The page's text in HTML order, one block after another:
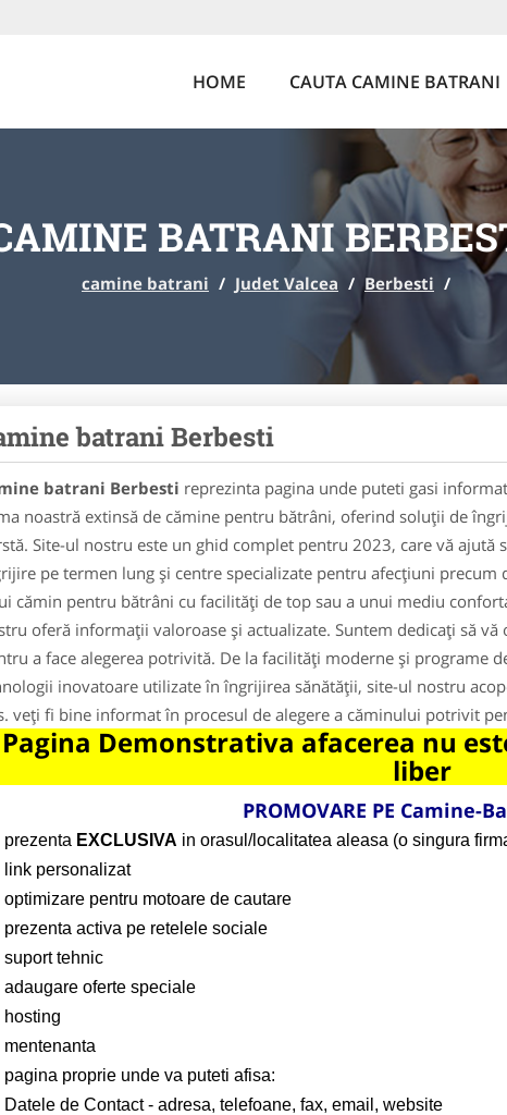
HOME CAUTA CAMINE BATRANI
BATRANI
camine batrani / Judet Valcea / Berbesti /
batrani Berbesti
batrani Berbesti reprezinta pagina unde puteti gasi
noastră extinsă de cămine pentru bătrâni, oferind soluții de
Site-ul nostru este un ghid complet pentru 2023, care vă
pe termen lung și centre specializate pentru afecțiuni precum
cămin pentru bătrâni cu facilități de top sau a unui mediu
oferă informații valoroase și actualizate. Suntem dedicați să
a face alegerea potrivită. De la facilități moderne și programe
inovatoare utilizate în îngrijirea sănătății, site-ul nostru
veți fi bine informat în procesul de alegere a căminului potrivit
Pagina Demonstrativa afacerea nu
liber
PROMOVARE PE Camine-
prezenta EXCLUSIVA in orasul/localitatea aleasa (o singura
link personalizat
optimizare pentru motoare de cautare
prezenta activa pe retelele sociale
suport tehnic
adaugare oferte speciale
hosting
mentenanta
pagina proprie unde va puteti afisa:
Datele de Contact - adresa, telefoane, fax, email, website